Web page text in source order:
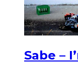
Sabe –